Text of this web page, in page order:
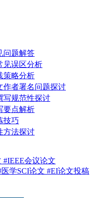
问题解答
见误区分析
策略分析
作者署名问题探讨
写规范性探讨
要点解析
技巧
方法探讨
#IEEE会议论文
医学SCI论文 #EI论文投稿